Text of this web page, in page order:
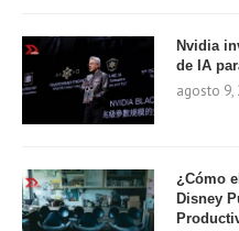
Nvidia
de IA
agosto 9,
¿Cómo
Disney